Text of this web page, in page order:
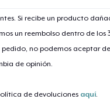
Si recibe un producto
un reembolso dentro de los
no podemos aceptar
de opinión.
de devoluciones aquí.
1artículo